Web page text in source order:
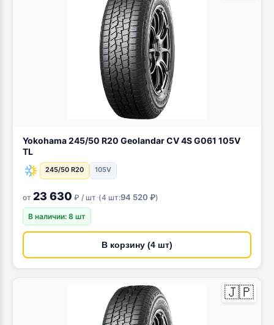
Yokohama 245/50 R20 Geolandar CV 4S G061 105V
TL
245/50 R20 105V
от 23 630 ₽ / шт·(4 шт:94 520 ₽)
В наличии: 8 шт
В корзину (4 шт)
🇯🇵